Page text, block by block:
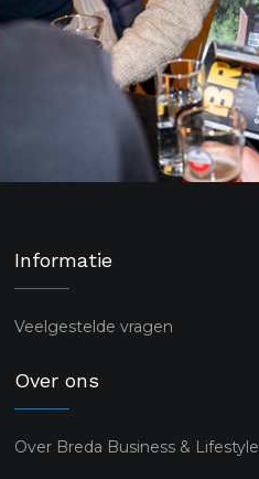
Informatie
Veelgestelde vragen
Over ons
Over Breda Business & Lifestyle